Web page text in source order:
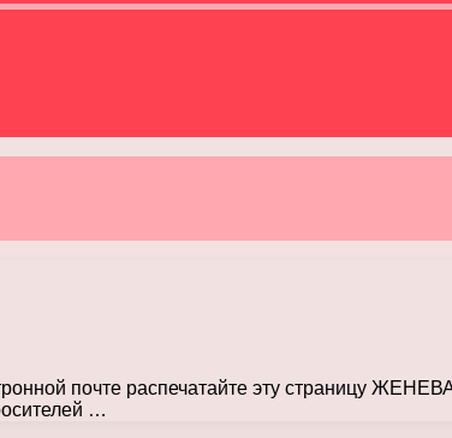
почте распечатайте эту страницу
…